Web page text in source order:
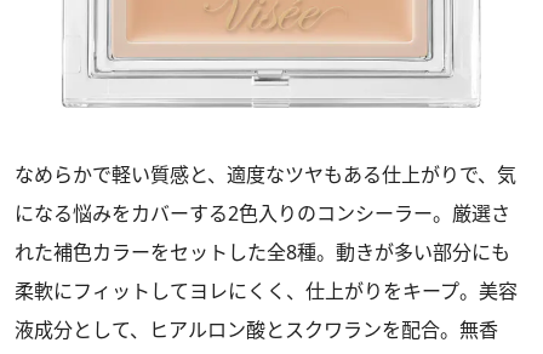
なめらかで軽い質感と、適度なツヤもある仕上がりで、気
になる悩みをカバーする2色入りのコンシーラー。厳選さ
れた補色カラーをセットした全8種。動きが多い部分にも
柔軟にフィットしてヨレにくく、仕上がりをキープ。美容
液成分として、ヒアルロン酸とスクワランを配合。無香